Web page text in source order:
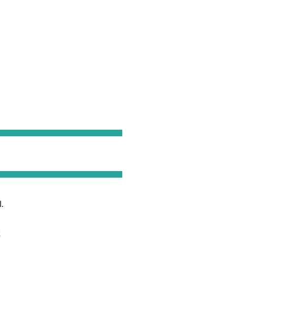
امام جمعه شهرستان ساوجبلاغ اظهارداشت : اربعین امسال سراسر حماسه خونخواهی و مرگ بر آمریکا و اسرائیل بود.